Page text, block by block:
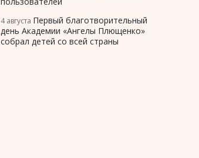
4 августа Первый благотворительный
день Академии «Ангелы Плющенко»
собрал детей со всей страны